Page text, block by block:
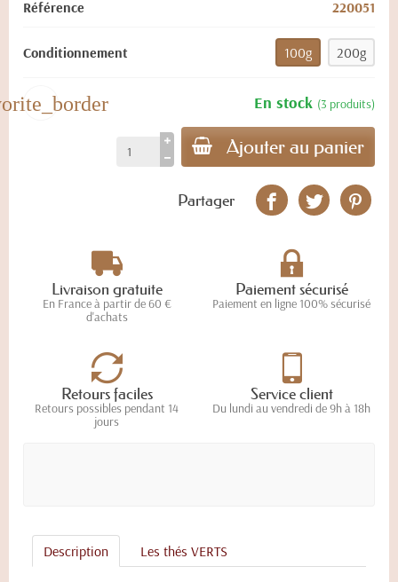
Référence
220051
Conditionnement 100g 200g
En stock (3 produits)
Ajouter au panier
Partager
Livraison gratuite
En France à partir de 60 €
d'achats
Paiement sécurisé
Paiement en ligne 100% sécurisé
Retours faciles
Retours possibles pendant 14
jours
Service client
Du lundi au vendredi de 9h à 18h
Description Les thés VERTS